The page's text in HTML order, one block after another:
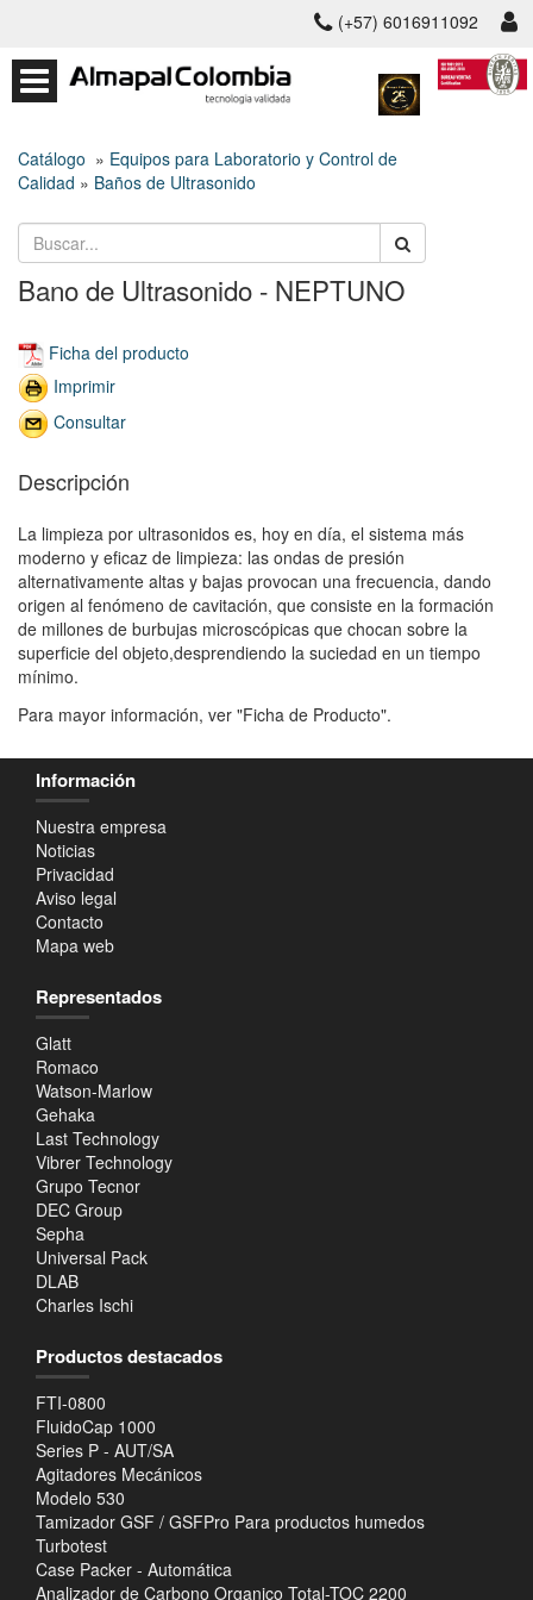
(+57) 6016911092
Catálogo » Equipos para Laboratorio y Control de
Calidad » Baños de Ultrasonido
Bano de Ultrasonido - NEPTUNO
Ficha del producto
Imprimir
Consultar
Descripción
La limpieza por ultrasonidos es, hoy en día, el sistema más
moderno y eficaz de limpieza: las ondas de presión
alternativamente altas y bajas provocan una frecuencia, dando
origen al fenómeno de cavitación, que consiste en la formación
de millones de burbujas microscópicas que chocan sobre la
superficie del objeto,desprendiendo la suciedad en un tiempo
mínimo.
Para mayor información, ver "Ficha de Producto".
Información
Nuestra empresa
Noticias
Privacidad
Aviso legal
Contacto
Mapa web
Representados
Glatt
Romaco
Watson-Marlow
Gehaka
Last Technology
Vibrer Technology
Grupo Tecnor
DEC Group
Sepha
Universal Pack
DLAB
Charles Ischi
Productos destacados
FTI-0800
FluidoCap 1000
Series P - AUT/SA
Agitadores Mecánicos
Modelo 530
Tamizador GSF / GSFPro Para productos humedos
Turbotest
Case Packer - Automática
Analizador de Carbono Organico Total-TOC 2200